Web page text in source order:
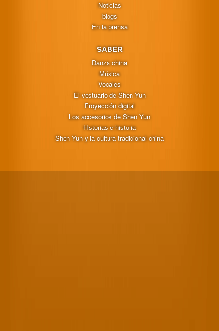
Noticias
blogs
En la prensa
SABER
Danza china
Música
Vocales
El vestuario de Shen Yun
Proyección digital
Los accesorios de Shen Yun
Historias e historia
Shen Yun y la cultura tradicional china